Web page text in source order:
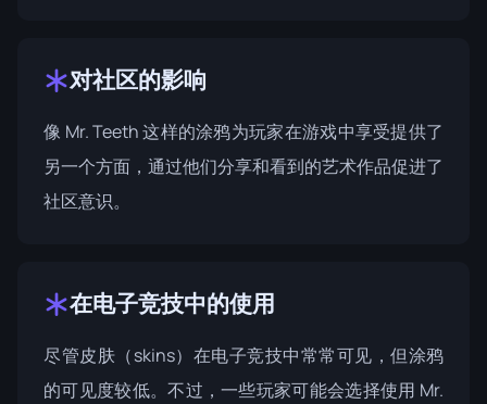
对社区的影响
像 Mr. Teeth 这样的涂鸦为玩家在游戏中享受提供了
另一个方面，通过他们分享和看到的艺术作品促进了
社区意识。
在电子竞技中的使用
尽管皮肤（skins）在电子竞技中常常可见，但涂鸦
的可见度较低。不过，一些玩家可能会选择使用 Mr.